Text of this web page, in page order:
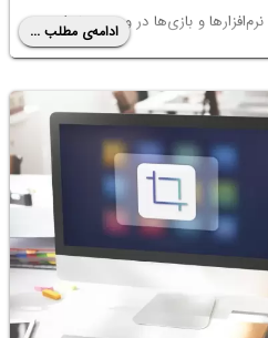
در ادامه نحوه‌ی فیلم‌برداری کردن از نرم‌افزارها و بازی‌ها در ویندوز ۱۰ را بررسی
ادامه‌ی مطلب ...